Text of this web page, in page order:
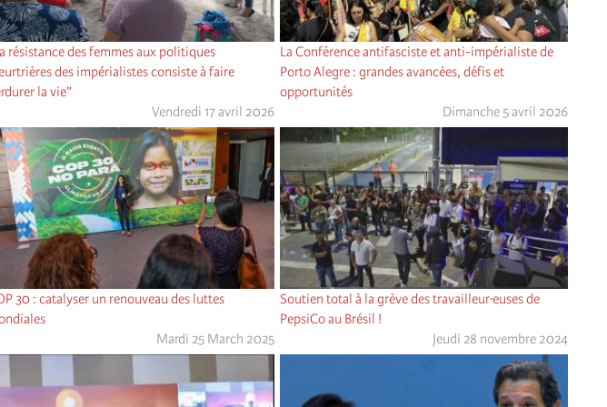
résistance des femmes aux politiques
des impérialistes consiste à faire
la vie”
Vendredi 17 avril 2026
La Conférence antifasciste et anti-impérialiste de
Porto Alegre : grandes avancées, défis et
opportunités
Dimanche 5 avril 2026
30 : catalyser un renouveau des luttes
Mardi 25 March 2025
Soutien total à la grève des travailleur·euses de
PepsiCo au Brésil !
Jeudi 28 novembre 2024